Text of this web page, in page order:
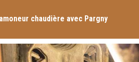
chaudière avec Pargny